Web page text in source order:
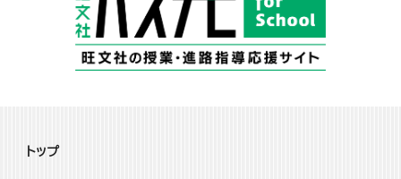
トップ